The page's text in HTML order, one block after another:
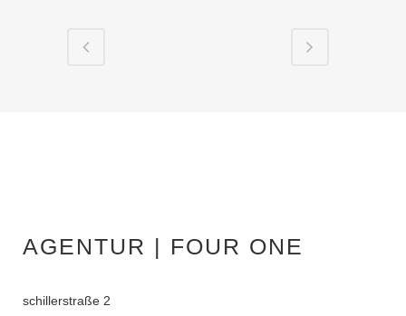
AGENTUR | FOUR ONE
schillerstraße 2